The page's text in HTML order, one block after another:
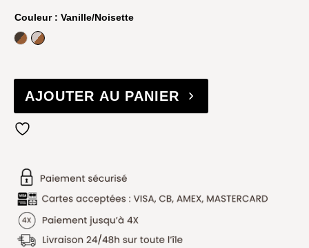
Couleur: Vanille/Noisette
Brun/Noisette
Vanille/Noisette
AJOUTER AU PANIER